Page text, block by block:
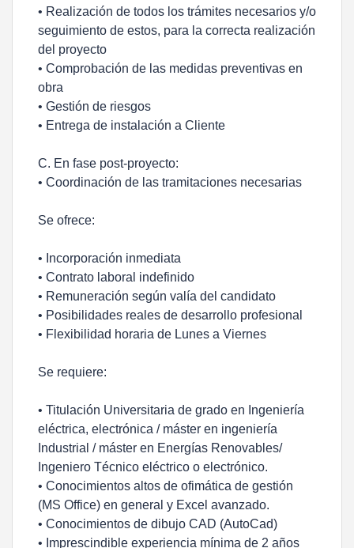
• Realización de todos los trámites necesarios y/o
seguimiento de estos, para la correcta realización
del proyecto
• Comprobación de las medidas preventivas en
obra
• Gestión de riesgos
• Entrega de instalación a Cliente
C. En fase post-proyecto:
• Coordinación de las tramitaciones necesarias
Se ofrece:
• Incorporación inmediata
• Contrato laboral indefinido
• Remuneración según valía del candidato
• Posibilidades reales de desarrollo profesional
• Flexibilidad horaria de Lunes a Viernes
Se requiere:
• Titulación Universitaria de grado en Ingeniería
eléctrica, electrónica / máster en ingeniería
Industrial / máster en Energías Renovables/
Ingeniero Técnico eléctrico o electrónico.
• Conocimientos altos de ofimática de gestión
(MS Office) en general y Excel avanzado.
• Conocimientos de dibujo CAD (AutoCad)
• Imprescindible experiencia mínima de 2 años